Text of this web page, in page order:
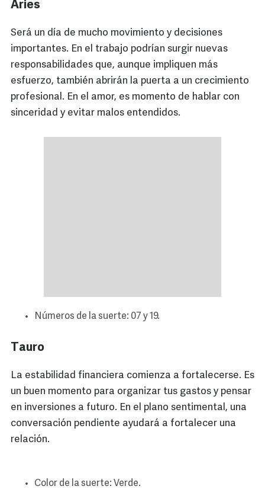
Aries
Será un día de mucho movimiento y decisiones
importantes. En el trabajo podrían surgir nuevas
responsabilidades que, aunque impliquen más
esfuerzo, también abrirán la puerta a un crecimiento
profesional. En el amor, es momento de hablar con
sinceridad y evitar malos entendidos.
Números de la suerte: 07 y 19.
Tauro
La estabilidad financiera comienza a fortalecerse. Es
un buen momento para organizar tus gastos y pensar
en inversiones a futuro. En el plano sentimental, una
conversación pendiente ayudará a fortalecer una
relación.
Color de la suerte: Verde.